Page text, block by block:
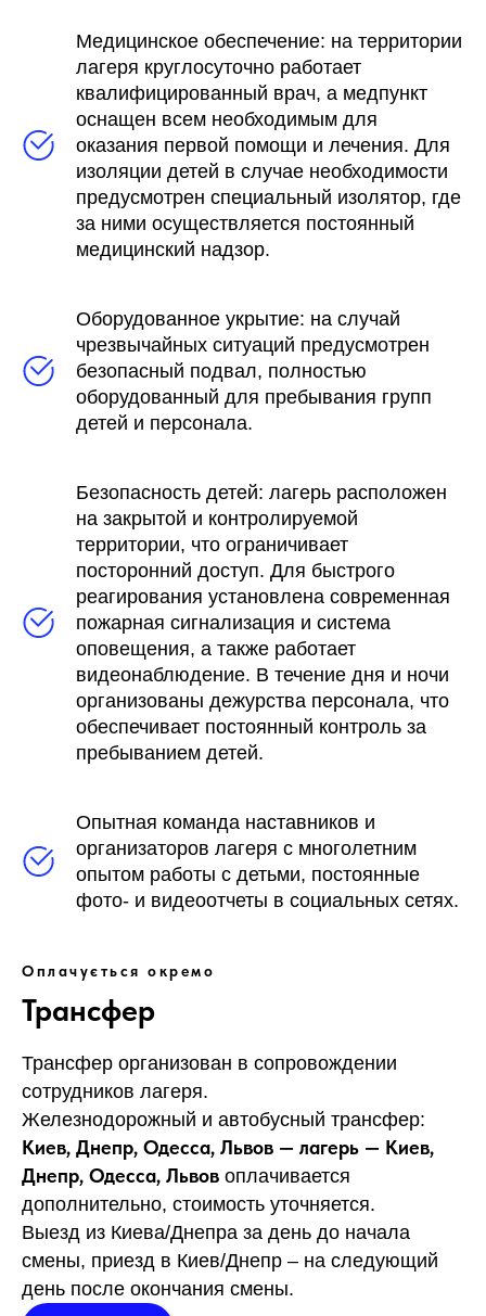
Медицинское обеспечение: на территории
лагеря круглосуточно работает
квалифицированный врач, а медпункт
оснащен всем необходимым для
оказания первой помощи и лечения. Для
изоляции детей в случае необходимости
предусмотрен специальный изолятор, где
за ними осуществляется постоянный
медицинский надзор.
Оборудованное укрытие: на случай
чрезвычайных ситуаций предусмотрен
безопасный подвал, полностью
оборудованный для пребывания групп
детей и персонала.
Безопасность детей: лагерь расположен
на закрытой и контролируемой
территории, что ограничивает
посторонний доступ. Для быстрого
реагирования установлена современная
пожарная сигнализация и система
оповещения, а также работает
видеонаблюдение. В течение дня и ночи
организованы дежурства персонала, что
обеспечивает постоянный контроль за
пребыванием детей.
Опытная команда наставников и
организаторов лагеря с многолетним
опытом работы с детьми, постоянные
фото- и видеоотчеты в социальных сетях.
Оплачується окремо
Трансфер
Трансфер организован в сопровождении
сотрудников лагеря.
Железнодорожный и автобусный трансфер:
Киев, Днепр, Одесса, Львов — лагерь — Киев,
Днепр, Одесса, Львов оплачивается
дополнительно, стоимость уточняется.
Выезд из Киева/Днепра за день до начала
смены, приезд в Киев/Днепр – на следующий
день после окончания смены.